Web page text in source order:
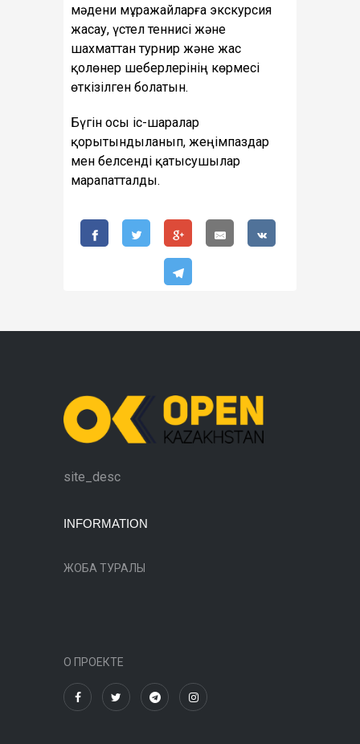
мәдени мұражайларға экскурсия
жасау, үстел теннисі және
шахматтан турнир және жас
қолөнер шеберлерінің көрмесі
өткізілген болатын.
Бүгін осы іс-шаралар
қорытындыланып, жеңімпаздар
мен белсенді қатысушылар
марапатталды.
site_desc
INFORMATION
ЖОБА ТУРАЛЫ
О ПРОЕКТЕ